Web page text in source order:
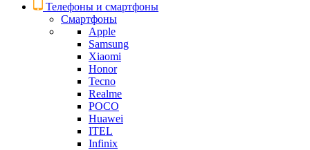
Телефоны и смартфоны
Смартфоны
Apple
Samsung
Xiaomi
Honor
Tecno
Realme
POCO
Huawei
ITEL
Infinix